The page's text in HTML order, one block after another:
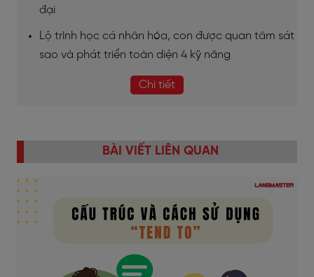
đại
Lộ trình học cá nhân hóa, con được quan tâm sát
sao và phát triển toàn diện 4 kỹ năng
Chi tiết
BÀI VIẾT LIÊN QUAN